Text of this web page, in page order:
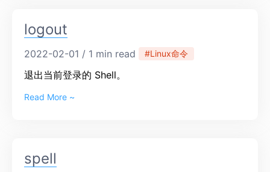
logout
2022-02-01 / 1 min read #Linux命令
退出当前登录的 Shell。
Read More ~
spell